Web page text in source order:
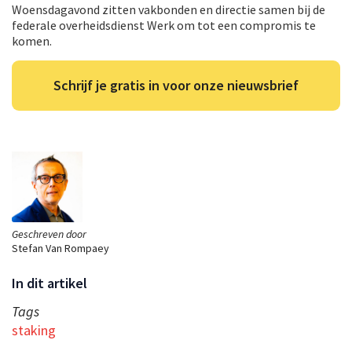
Geschreven door
Stefan Van Rompaey
In dit artikel
Tags
staking
Woensdagavond zitten vakbonden en directie samen bij de
federale overheidsdienst Werk om tot een compromis te
komen.
Schrijf je gratis in voor onze nieuwsbrief